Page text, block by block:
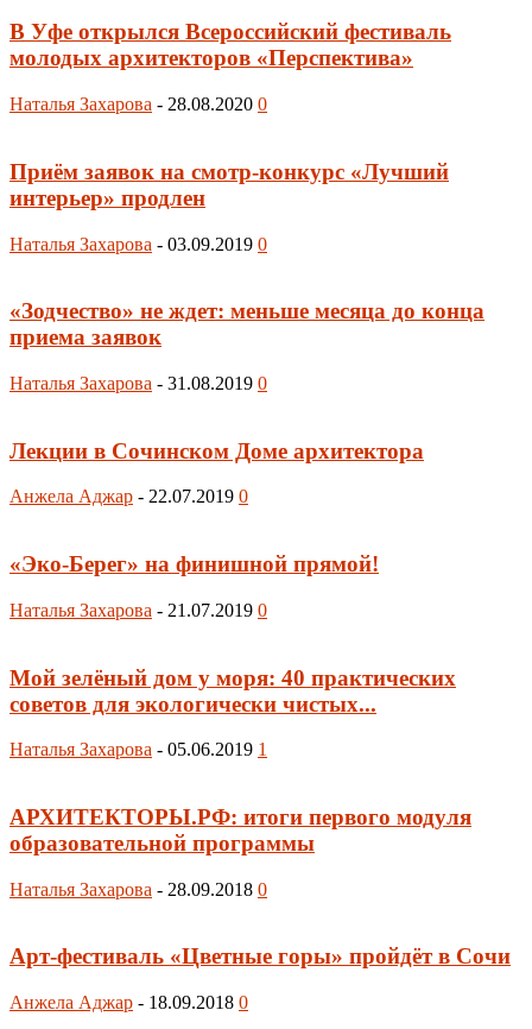
В Уфе открылся Всероссийский фестиваль
молодых архитекторов «Перспектива»
Наталья Захарова - 28.08.2020 0
Приём заявок на смотр-конкурс «Лучший
интерьер» продлен
Наталья Захарова - 03.09.2019 0
«Зодчество» не ждет: меньше месяца до конца
приема заявок
Наталья Захарова - 31.08.2019 0
Лекции в Сочинском Доме архитектора
Анжела Аджар - 22.07.2019 0
«Эко-Берег» на финишной прямой!
Наталья Захарова - 21.07.2019 0
Мой зелёный дом у моря: 40 практических
советов для экологически чистых...
Наталья Захарова - 05.06.2019 1
АРХИТЕКТОРЫ.РФ: итоги первого модуля
образовательной программы
Наталья Захарова - 28.09.2018 0
Арт-фестиваль «Цветные горы» пройдёт в Сочи
Анжела Аджар - 18.09.2018 0